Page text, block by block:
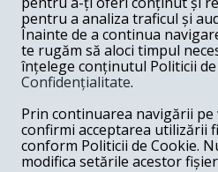
Email
pentru a analiza traficul și
Înainte de a continua
te rugăm să aloci timpul
înțelege conținutul Politicii de
Confidențialitate.
Prin continuarea navigării
confirmi acceptarea utilizării
conform Politicii de Cookie.
modifica setările acestor